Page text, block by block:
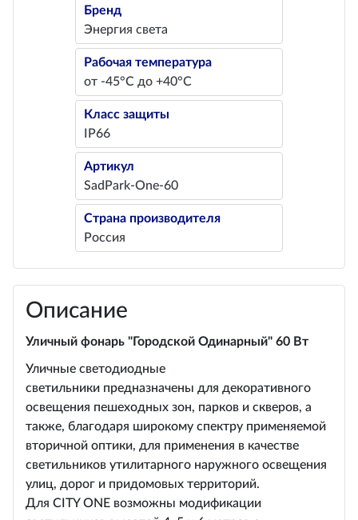
Бренд
Энергия света
Рабочая температура
от -45°С до +40°С
Класс защиты
IP66
Артикул
SadPark-One-60
Страна производителя
Россия
Описание
Уличный фонарь "Городской Одинарный" 60 Вт
Уличные светодиодные
светильники предназначены для декоративного
освещения пешеходных зон, парков и скверов, а
также, благодаря широкому спектру применяемой
вторичной оптики, для применения в качестве
светильников утилитарного наружного освещения
улиц, дорог и придомовых территорий.
Для CITY ONE возможны модификации